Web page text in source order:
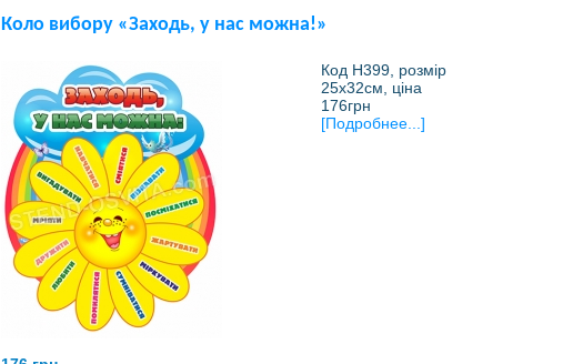
Коло вибору «Заходь, у нас можна!»
Код Н399, розмір
25х32см, ціна
176грн
[Подробнее...]